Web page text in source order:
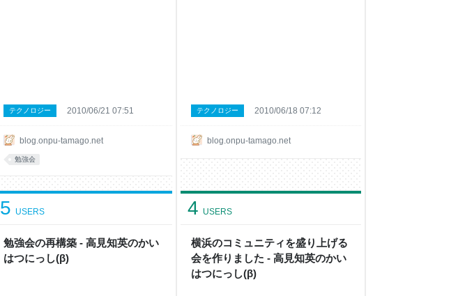
blog.onpu-tamago.net
テクノロジー 2010/06/21 07:51
勉強会
blog.onpu-tamago.net
テクノロジー 2010/06/18 07:12
勉強会の再構築 - 高見知英のかい
はつにっし(β)
5 USERS
横浜のコミュニティを盛り上げる
会を作りました - 高見知英のかい
はつにっし(β)
4 USERS